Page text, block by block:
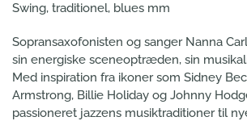
Swing, traditionel, blues mm
Sopransaxofonisten og sanger Nanna
sin energiske sceneoptræden, sin
Med inspiration fra ikoner som Sidney
Armstrong, Billie Holiday og Johnny
passioneret jazzens musiktraditioner til